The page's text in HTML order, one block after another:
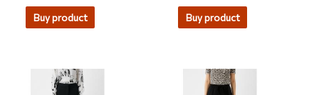
out
Buy product
out of 5
Buy product